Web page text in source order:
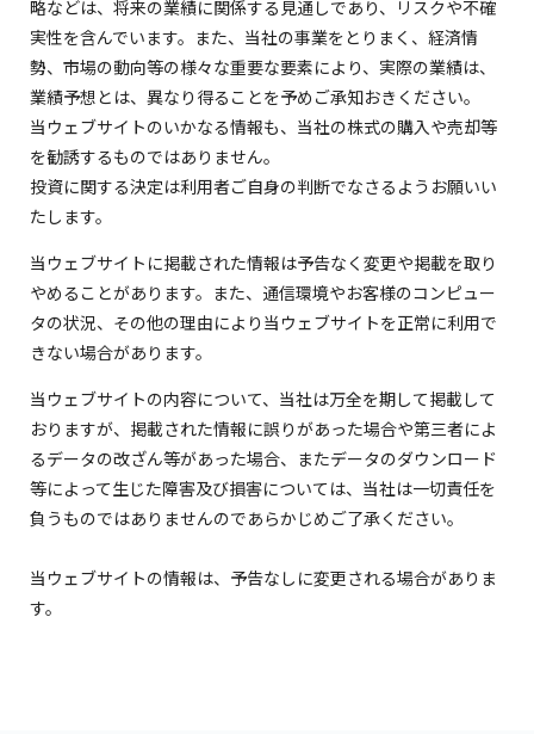
略などは、将来の業績に関係する見通しであり、リスクや不確
実性を含んでいます。また、当社の事業をとりまく、経済情
勢、市場の動向等の様々な重要な要素により、実際の業績は、
業績予想とは、異なり得ることを予めご承知おきください。
当ウェブサイトのいかなる情報も、当社の株式の購入や売却等
を勧誘するものではありません。
投資に関する決定は利用者ご自身の判断でなさるようお願いい
たします。
当ウェブサイトに掲載された情報は予告なく変更や掲載を取り
やめることがあります。また、通信環境やお客様のコンピュー
タの状況、その他の理由により当ウェブサイトを正常に利用で
きない場合があります。
当ウェブサイトの内容について、当社は万全を期して掲載して
おりますが、掲載された情報に誤りがあった場合や第三者によ
るデータの改ざん等があった場合、またデータのダウンロード
等によって生じた障害及び損害については、当社は一切責任を
負うものではありませんのであらかじめご了承ください。
当ウェブサイトの情報は、予告なしに変更される場合がありま
す。